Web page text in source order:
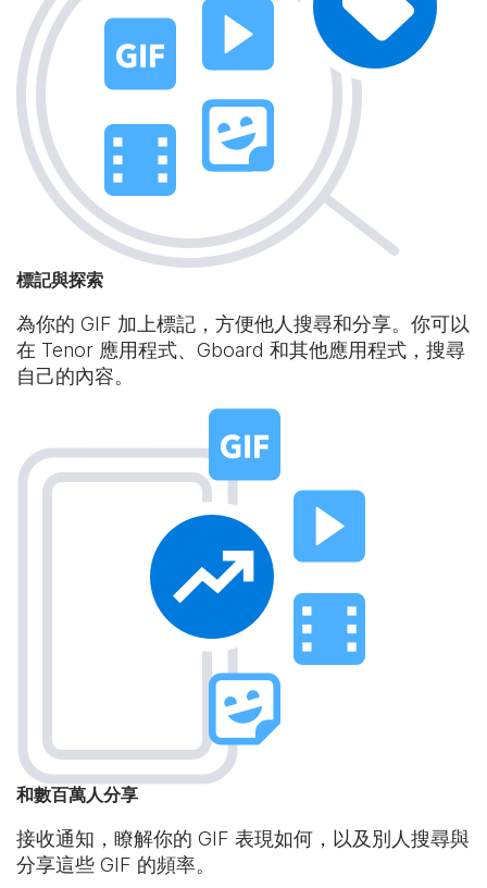
標記與探索
為你的 GIF 加上標記，方便他人搜尋和分享。你可以
在 Tenor 應用程式、Gboard 和其他應用程式，搜尋
自己的內容。
和數百萬人分享
接收通知，瞭解你的 GIF 表現如何，以及別人搜尋與
分享這些 GIF 的頻率。